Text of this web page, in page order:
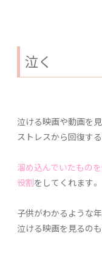
泣く
泣ける映画や動画を
ストレスから回復す
溜め込んでいたもの
役割をしてくれます。
子供がわかるような
泣ける映画を見るの